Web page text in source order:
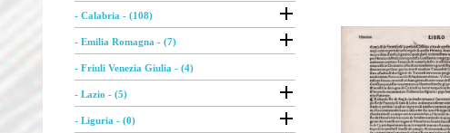
- Calabria - (108) 
- Emilia Romagna - (7) 
- Friuli Venezia Giulia - (4)
- Lazio - (5) 
- Liguria - (0) 